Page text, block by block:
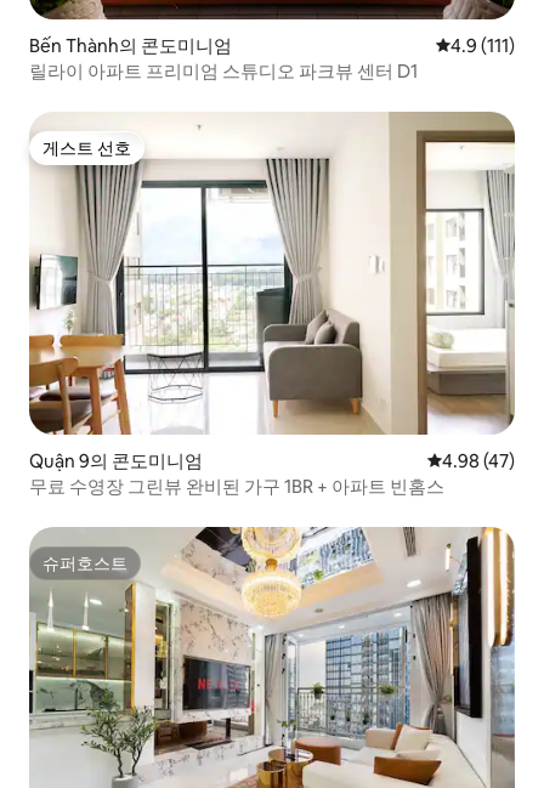
Bến Thành의 콘도미니엄 평점 4.9점(5
4.9 (111)
릴라이 아파트 프리미엄 스튜디오 파크뷰 센터 D1
게스트 선호
게스트 선호
Quận 9의 콘도미니엄 평점 4.98점(5
4.98 (47)
무료 수영장 그린뷰 완비된 가구 1BR + 아파트 빈홈스
슈퍼호스트
슈퍼호스트